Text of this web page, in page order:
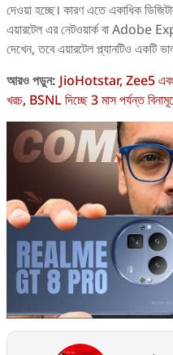
দেওয়া হচ্ছে। কারণ এতে একাধিক
এয়ারটেল এর নেটওয়ার্ক বা
দেখেন, তবে এয়ারটেল প্ল্যানটিও একটি
আরও পড়ুন: JioHotstar, Zee5 এবং
খরচ, BSNL দিচ্ছে 3 মাস পর্যন্ত